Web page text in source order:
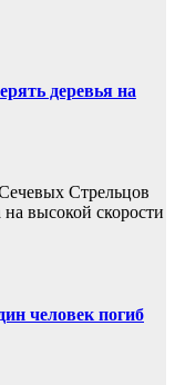
деревья на
Стрельцов
высокой скорости
человек погиб